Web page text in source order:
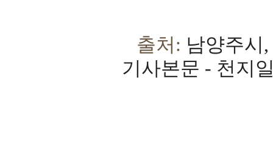
출처: 남양주시
기사본문 - 천지